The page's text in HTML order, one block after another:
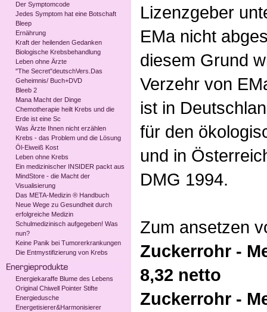
Der Symptomcode
Jedes Symptom hat eine Botschaft
Bleep
Ernährung
Kraft der heilenden Gedanken
Biologische Krebsbehandlung
Leben ohne Ärzte
"The Secret"deutschVers.Das
Geheimnis/ Buch+DVD
Bleeb 2
Mana Macht der Dinge
Chemotherapie heilt Krebs und die
Erde ist eine Sc
Was Ärzte Ihnen nicht erzählen
Krebs - das Problem und die Lösung
Öl-Eiweiß Kost
Leben ohne Krebs
Ein medizinischer INSIDER packt aus
MindStore - die Macht der
Visualisierung
Das META-Medizin ® Handbuch
Neue Wege zu Gesundheit durch
erfolgreiche Medizin
Schulmedizinisch aufgegeben! Was
nun?
Keine Panik bei Tumorerkrankungen
Die Entmystifizierung von Krebs
Energiekaraffe Blume des Lebens
Original Chiwell Pointer Stifte
Energiedusche
Energetisierer&Harmonisierer
Lizenzgeber
EMa nicht
diesem Grund
Verzehr von
ist in
für den
und in
DMG 1994.
Zum ansetzen
Zuckerrohr -
8,32 netto
Zuckerrohr -